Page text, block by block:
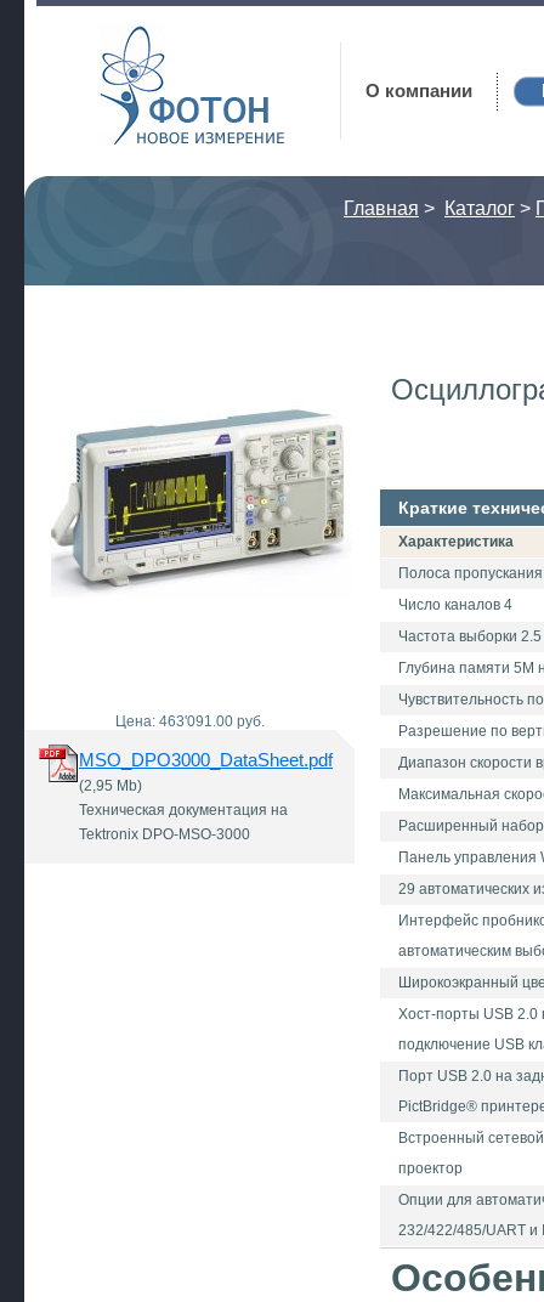
Фотон
О компании
Главная > Каталог >
Цена: 463'091.00 руб.
MSO_DPO3000_DataSheet.pdf
(2,95 Mb)
Техническая документация на
Tektronix DPO-MSO-3000
Краткие
Характеристика
Полоса
Число каналов 4
Частота выборки
Глубина памяти 5М
Чувствительность
Разрешение по
Диапазон скорости
Максимальная
Расширенный
Панель управления
29 автоматических
Интерфейс
автоматическим
Широкоэкранный
Хост-порты USB 2.0
подключение USB
Порт USB 2.0 на
PictBridge®
Встроенный
проектор
Опции для
232/422/485/UART и